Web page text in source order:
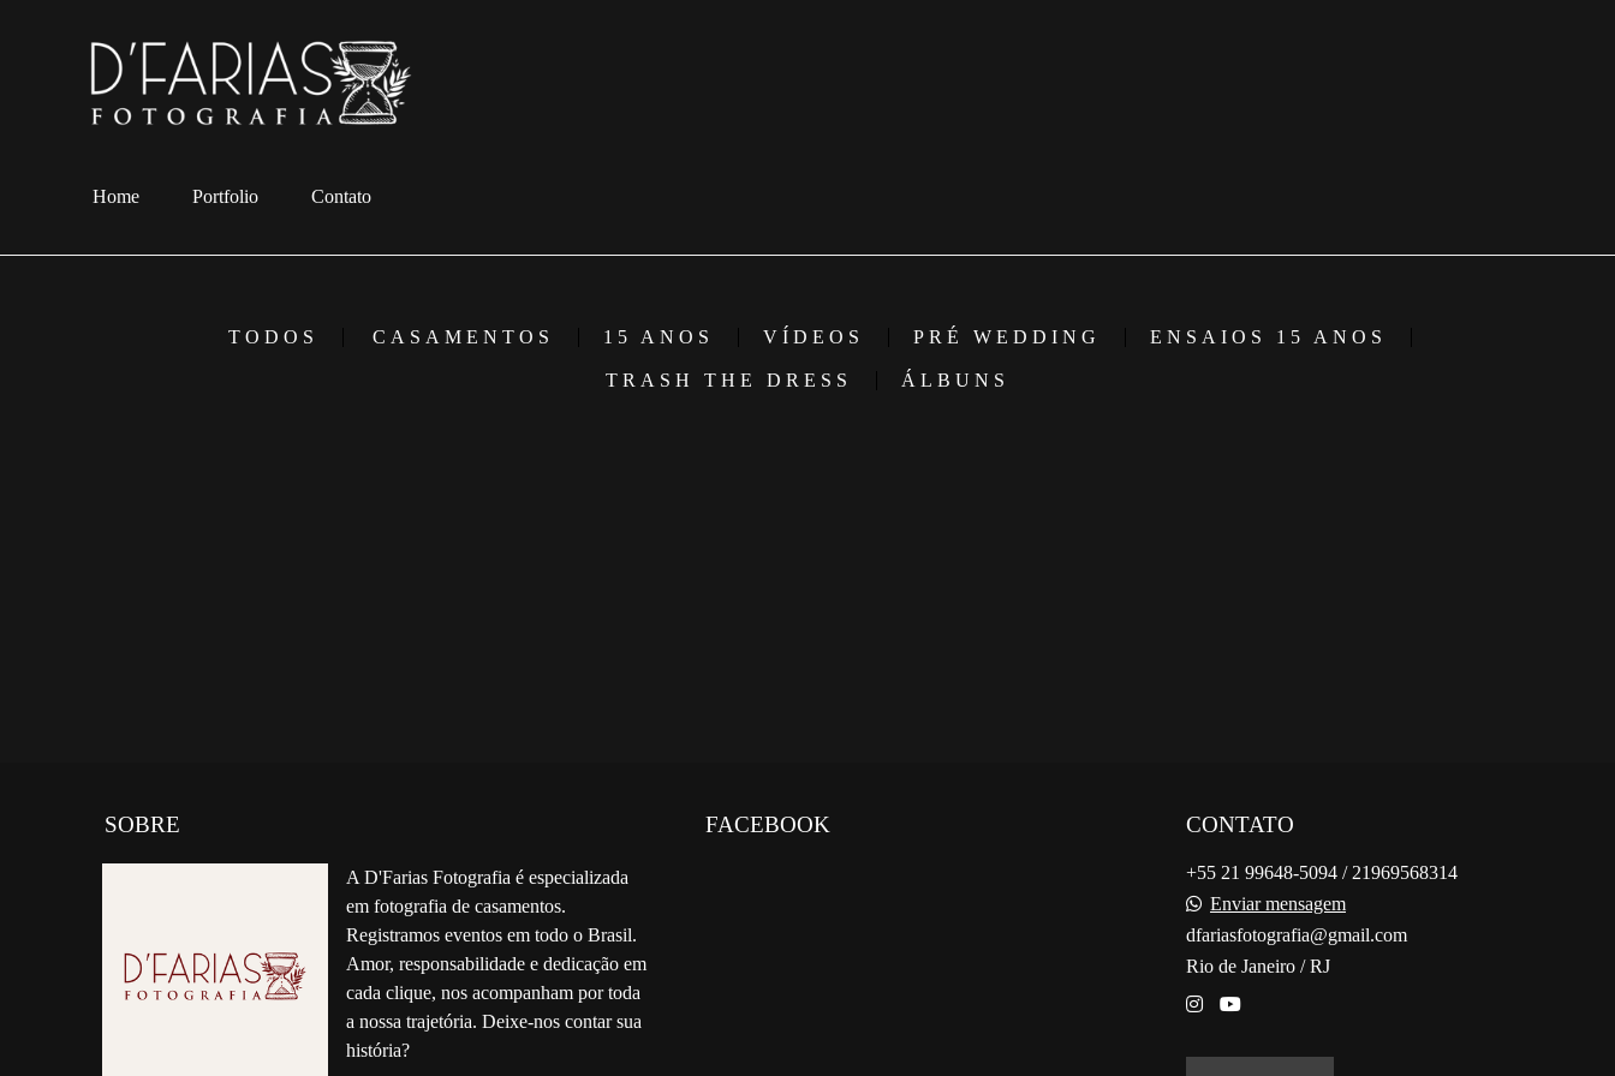
Home Portfolio Contato
TODOS CASAMENTOS 15 ANOS VÍDEOS PRÉ WEDDING ENSAIOS 15 ANOS
TRASH THE DRESS ÁLBUNS
SOBRE
A D'Farias Fotografia é especializada
em fotografia de casamentos.
Registramos eventos em todo o Brasil.
Amor, responsabilidade e dedicação em
cada clique, nos acompanham por toda
a nossa trajetória. Deixe-nos contar sua
história?
FACEBOOK CONTATO
+55 21 99648-5094 / 21969568314
Enviar mensagem
dfariasfotografia@gmail.com
Rio de Janeiro / RJ